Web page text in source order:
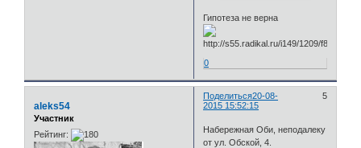
Гипотеза не верна
0
Поделиться 5
20-08-
2015 15:52:15
aleks54
Участник
Рейтинг:
Набережная Оби, неподалеку
от ул. Обской, 4.